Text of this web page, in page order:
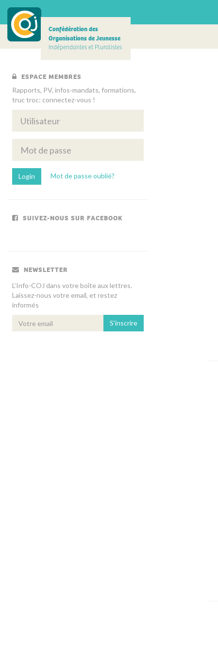
Confédération des
Organisations de Jeunesse
Indépendantes et Pluralistes
ESPACE MEMBRES
Rapports, PV, infos-mandats, formations,
truc troc: connectez-vous !
Mot de passe oublié?
SUIVEZ-NOUS SUR FACEBOOK
NEWSLETTER
L’Info-COJ dans votre boîte aux lettres.
Laissez-nous votre email, et restez
informés
S'inscrire